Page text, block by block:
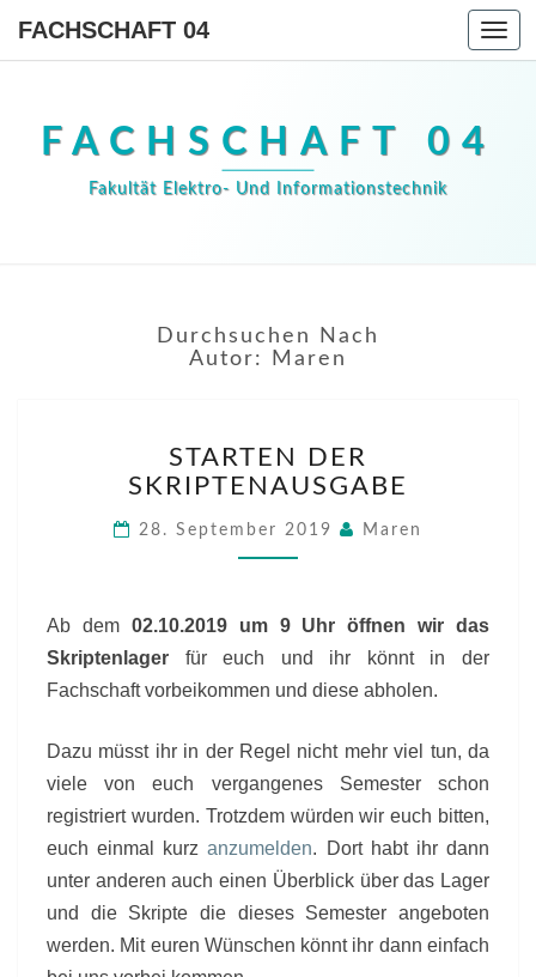
FACHSCHAFT 04
FACHSCHAFT 04
Fakultät Elektro- Und Informationstechnik
Durchsuchen Nach
Autor:
Maren
DER
SKRIPTENAUSGABE
STARTEN DER
SKRIPTENAUSGABE
28. September 2019 Maren
Ab dem 02.10.2019 um 9 Uhr öffnen wir das
Skriptenlager für euch und ihr könnt in der
Fachschaft vorbeikommen und diese abholen.
Dazu müsst ihr in der Regel nicht mehr viel tun, da
viele von euch vergangenes Semester schon
registriert wurden. Trotzdem würden wir euch bitten,
euch einmal kurzanzumelden. Dort habt ihr dann
unter anderen auch einen Überblick über das Lager
und die Skripte die dieses Semester angeboten
werden. Mit euren Wünschen könnt ihr dann einfach